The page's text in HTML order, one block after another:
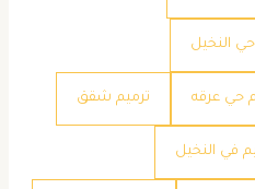
النخيل
حي عرقه ترميم شقق
في النخيل